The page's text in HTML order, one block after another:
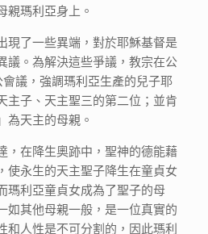
親瑪利亞身上。
現了一些異端，對於耶穌基督是
議。為解決這些爭議，教宗在公
議，強調瑪利亞生產的兒子耶
主子、天主聖三的第二位；並肯
為天主的母親。
，在降生奧跡中，聖神的德能藉
使永生的天主聖子降生在童貞女
瑪利亞童貞女成為了聖子的母
如其他母親一般，是一位真實的
和人性是不可分割的，因此瑪利